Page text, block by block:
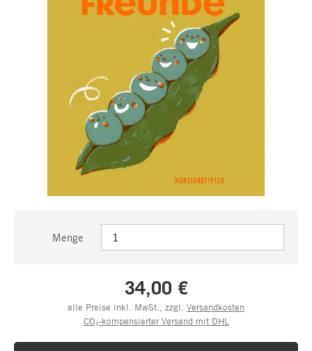
Menge
34,00 €
alle Preise inkl. MwSt., zzgl. Versandkosten
CO₂-kompensierter Versand mit DHL